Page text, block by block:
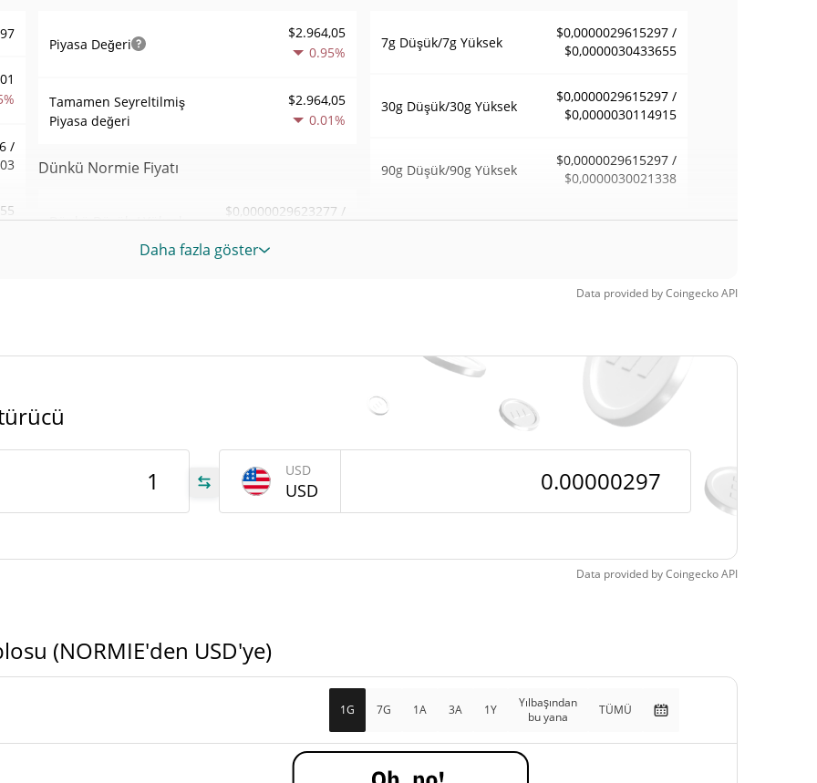
/
Piyasa Değeri
$2.964,05
0.95%
Tamamen Seyreltilmiş
Piyasa değeri
$2.964,05
0.01%
Dünkü Normie Fiyatı
Dünkü Düşük / Yüksek
$0,0000029623277 /
7g Düşük/7g Yüksek
$0,0000029615297 /
$0,0000030433655
30g Düşük/30g Yüksek
$0,0000029615297 /
$0,0000030114915
90g Düşük/90g Yüksek
$0,0000029615297 /
$0,0000030021338
52 Hafta Düşük / 52
$0,0000029615297 /
$0,00073805
Tüm Zamanlar Düşük
$0,00000295
0.62%
Daha fazla göster
Data provided byCoingeckoAPI
USD
USD
Data provided byCoingeckoAPI
(NORMIE'den USD'ye)
1G 7G 1A 3A 1Y
Yılbaşından
bu yana
TÜMÜ